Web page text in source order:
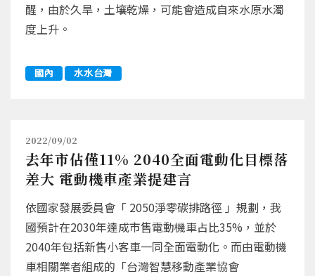
醒，由於久旱，土壤乾燥，可能會造成自來水原水濁
度上升。
國內 水水台灣
2022/09/02
去年市佔僅11% 2040全面電動化目標落
差大 電動機車產業提建言
依國家發展委員會「 2050淨零碳排路徑 」規劃，我
國預計在2030年達成市售電動機車占比35%，並於
2040年包括新售小客車一同全面電動化。而由電動機
車相關業者組成的「台灣智慧移動產業協會